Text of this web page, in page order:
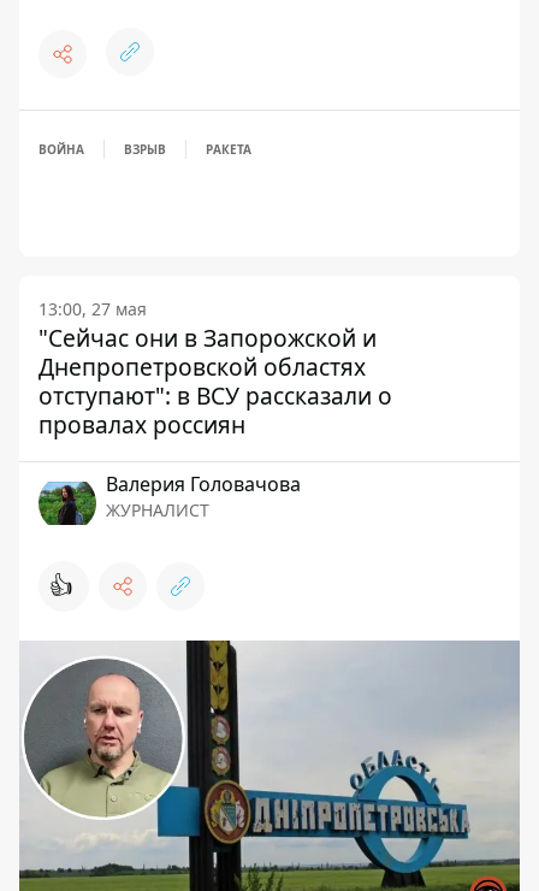
ВОЙНА ВЗРЫВ РАКЕТА
13:00, 27 мая
"Сейчас они в Запорожской и
Днепропетровской областях
отступают": в ВСУ рассказали о
провалах россиян
Валерия Головачова
ЖУРНАЛИСТ
👍